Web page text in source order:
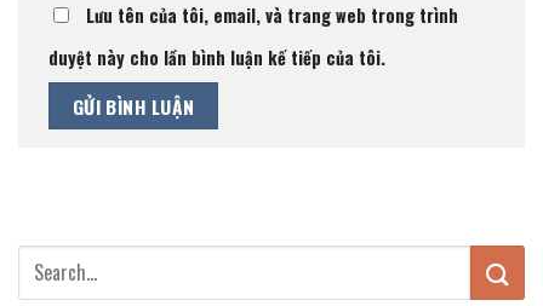
Lưu tên của tôi, email, và trang web trong trình
duyệt này cho lần bình luận kế tiếp của tôi.